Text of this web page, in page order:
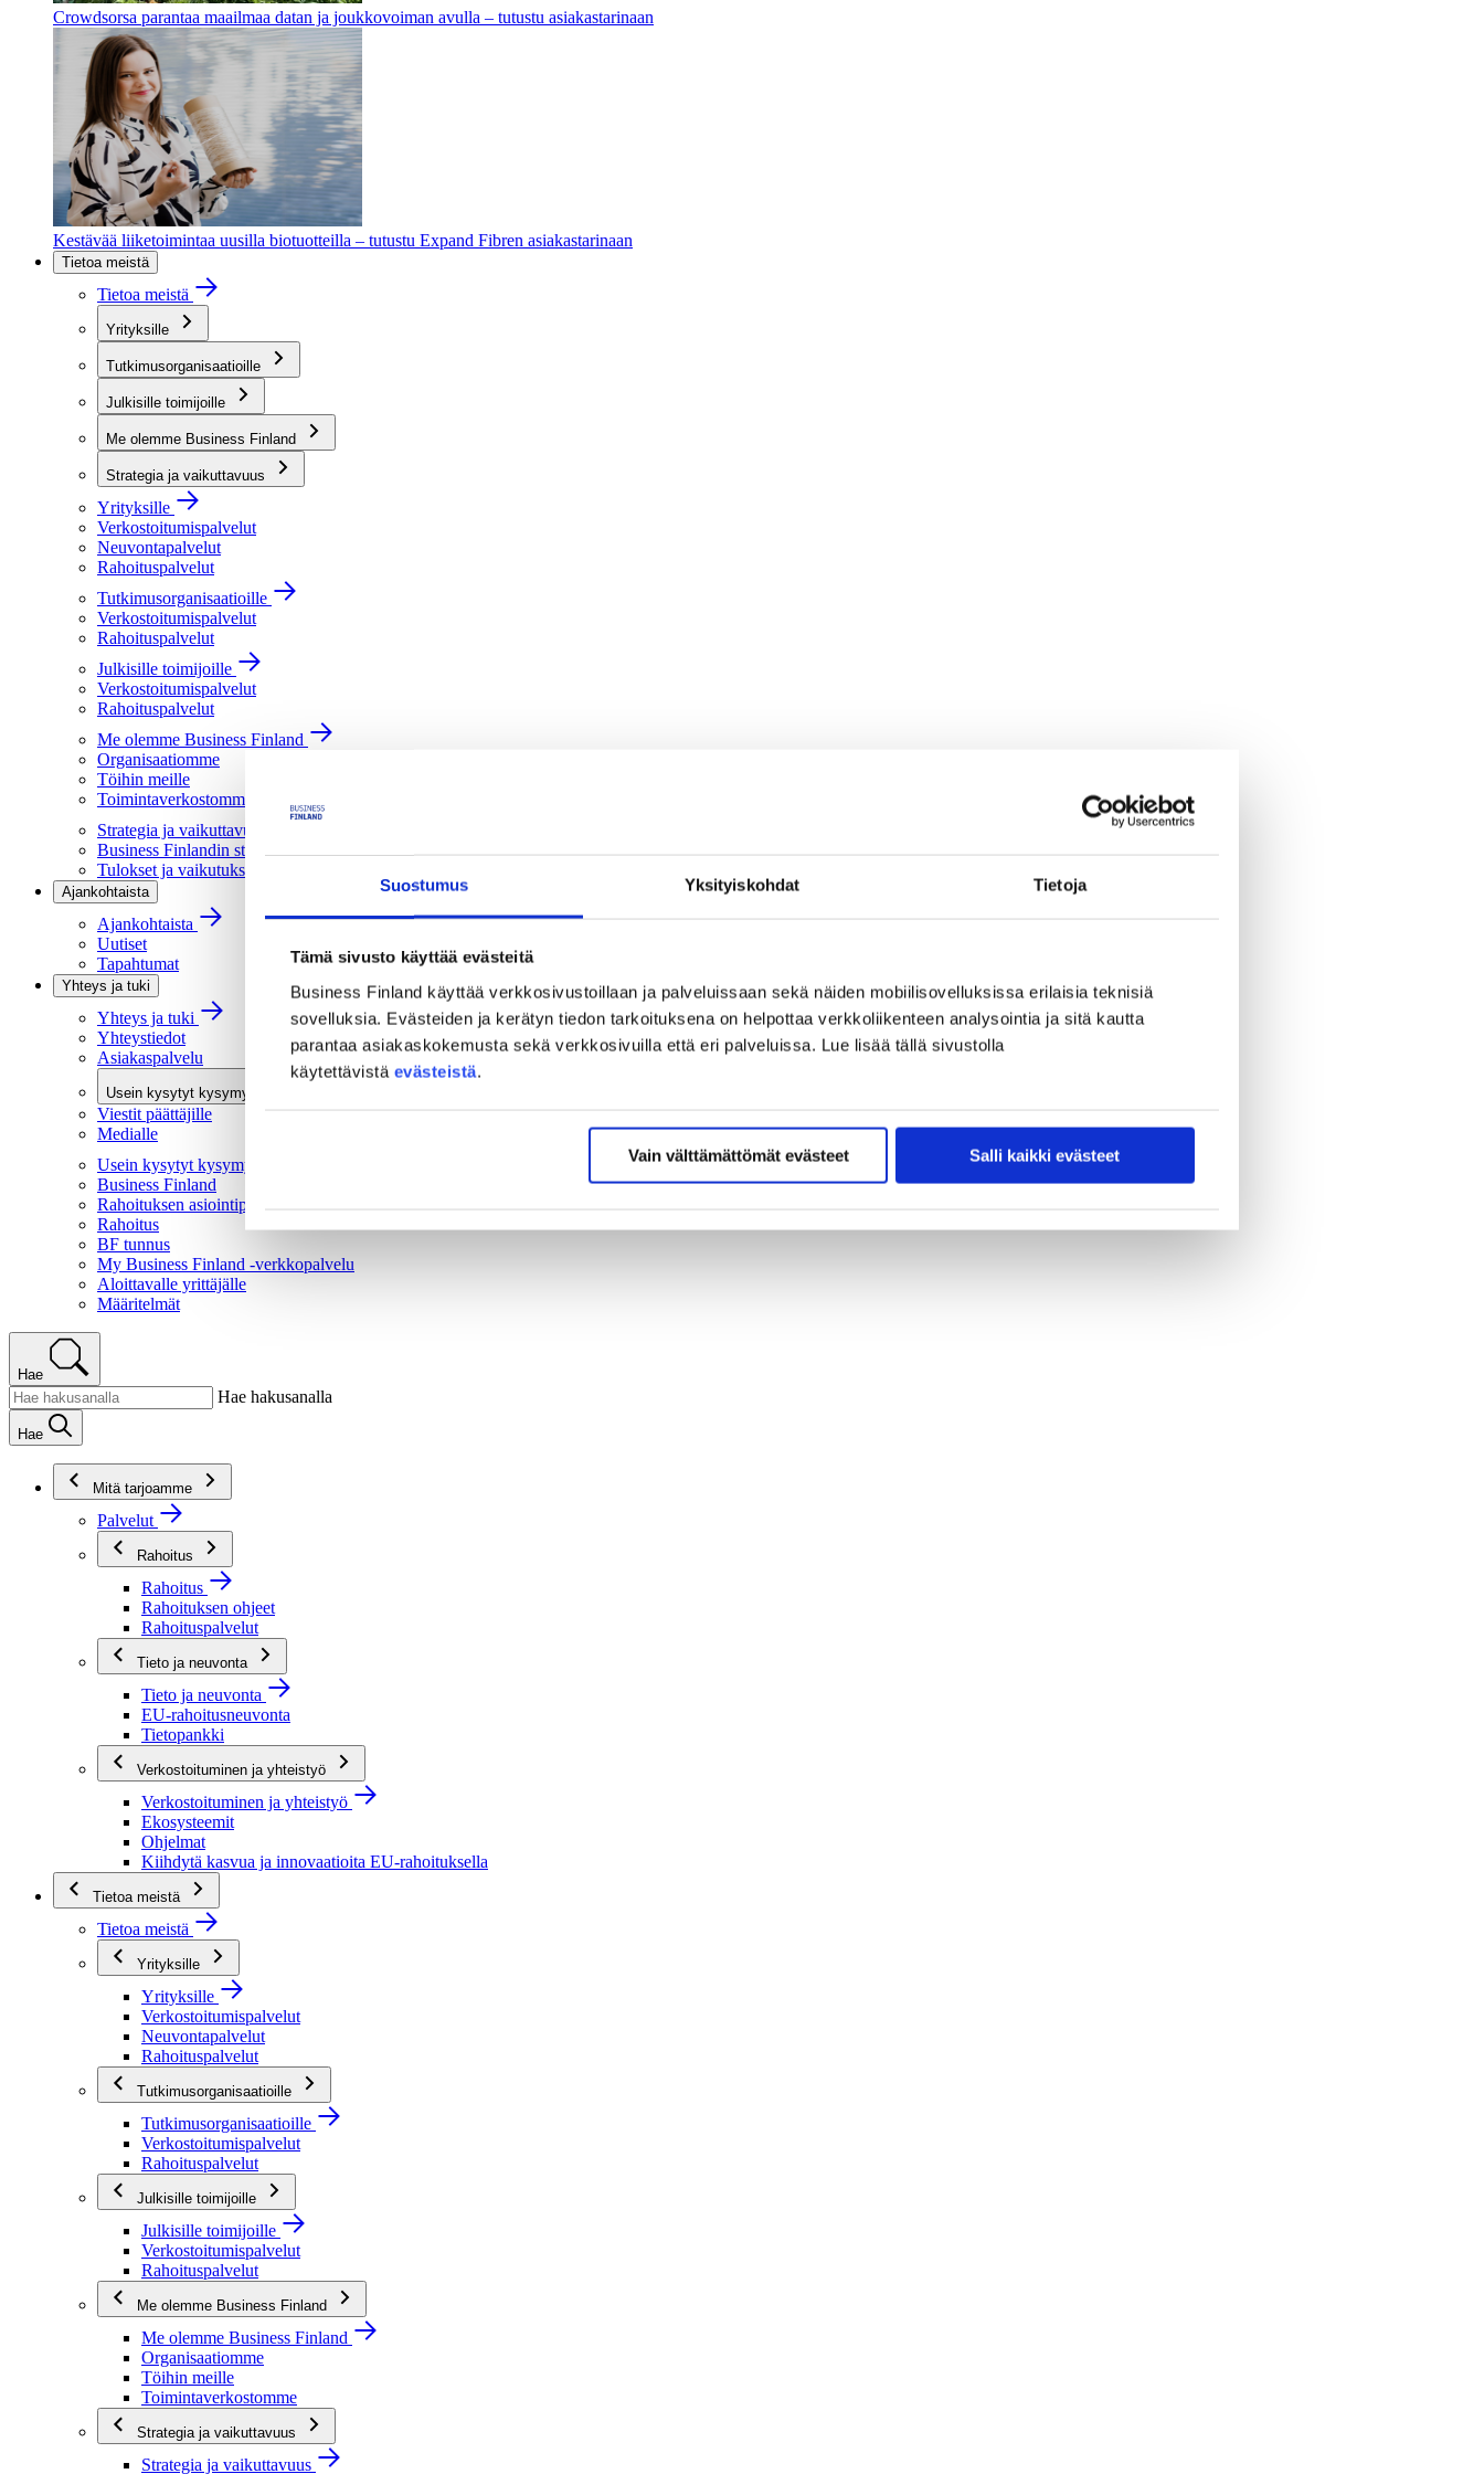
Suostumus Yksityiskohdat Tietoja
Tämä sivusto käyttää evästeitä
Business Finland käyttää verkkosivustoillaan ja palveluissaan sekä näiden mobiilisovelluksissa erilaisia teknisiä
sovelluksia. Evästeiden ja kerätyn tiedon tarkoituksena on helpottaa verkkoliikenteen analysointia ja sitä kautta
parantaa asiakaskokemusta sekä verkkosivuilla että eri palveluissa. Lue lisää tällä sivustolla
käytettävistä evästeistä.
Vain välttämättömät evästeet Salli kaikki evästeet
Crowdsorsa parantaa maailmaa datan ja joukkovoiman avulla – tutustu asiakastarinaan
Kestävää liiketoimintaa uusilla biotuotteilla – tutustu Expand Fibren asiakastarinaan
Tietoa meistä
Tietoa meistä
Yrityksille
Tutkimusorganisaatioille
Julkisille toimijoille
Me olemme Business Finland
Strategia ja vaikuttavuus
Yrityksille
Verkostoitumispalvelut
Neuvontapalvelut
Rahoituspalvelut
Tutkimusorganisaatioille
Verkostoitumispalvelut
Rahoituspalvelut
Julkisille toimijoille
Verkostoitumispalvelut
Rahoituspalvelut
Me olemme Business Finland
Organisaatiomme
Töihin meille
Toimintaverkostomme
Strategia ja vaikuttavuus
Business Finlandin strategia 2030
Tulokset ja vaikutukset
Ajankohtaista
Ajankohtaista
Uutiset
Tapahtumat
Yhteys ja tuki
Yhteys ja tuki
Yhteystiedot
Asiakaspalvelu
Usein kysytyt kysymykset
Viestit päättäjille
Medialle
Usein kysytyt kysymykset
Business Finland
Rahoituksen asiointipalvelu
Rahoitus
BF tunnus
My Business Finland -verkkopalvelu
Aloittavalle yrittäjälle
Määritelmät
Hae
Hae hakusanalla
Hae
Mitä tarjoamme
Palvelut
Rahoitus
Rahoitus
Rahoituksen ohjeet
Rahoituspalvelut
Tieto ja neuvonta
Tieto ja neuvonta
EU-rahoitusneuvonta
Tietopankki
Verkostoituminen ja yhteistyö
Verkostoituminen ja yhteistyö
Ekosysteemit
Ohjelmat
Kiihdytä kasvua ja innovaatioita EU-rahoituksella
Tietoa meistä
Tietoa meistä
Yrityksille
Yrityksille
Verkostoitumispalvelut
Neuvontapalvelut
Rahoituspalvelut
Tutkimusorganisaatioille
Tutkimusorganisaatioille
Verkostoitumispalvelut
Rahoituspalvelut
Julkisille toimijoille
Julkisille toimijoille
Verkostoitumispalvelut
Rahoituspalvelut
Me olemme Business Finland
Me olemme Business Finland
Organisaatiomme
Töihin meille
Toimintaverkostomme
Strategia ja vaikuttavuus
Strategia ja vaikuttavuus